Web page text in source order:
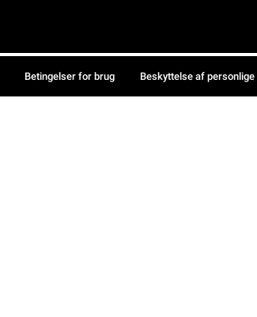
Betingelser for brug Beskyttelse af